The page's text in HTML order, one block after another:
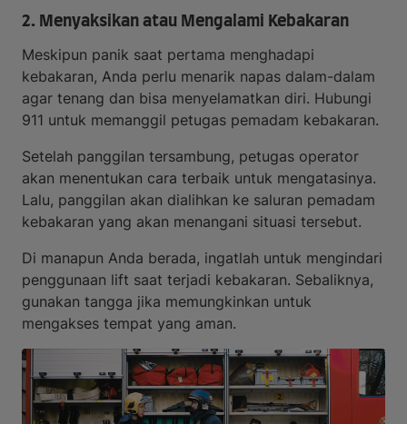
2. Menyaksikan atau Mengalami Kebakaran
Meskipun panik saat pertama menghadapi
kebakaran, Anda perlu menarik napas dalam-dalam
agar tenang dan bisa menyelamatkan diri. Hubungi
911 untuk memanggil petugas pemadam kebakaran.
Setelah panggilan tersambung, petugas operator
akan menentukan cara terbaik untuk mengatasinya.
Lalu, panggilan akan dialihkan ke saluran pemadam
kebakaran yang akan menangani situasi tersebut.
Di manapun Anda berada, ingatlah untuk mengindari
penggunaan lift saat terjadi kebakaran. Sebaliknya,
gunakan tangga jika memungkinkan untuk
mengakses tempat yang aman.